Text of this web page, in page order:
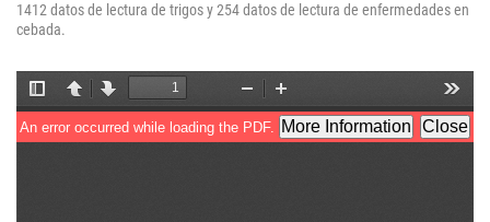
1412 datos de lectura de trigos y 254 datos de lectura de enfermedades en
cebada.